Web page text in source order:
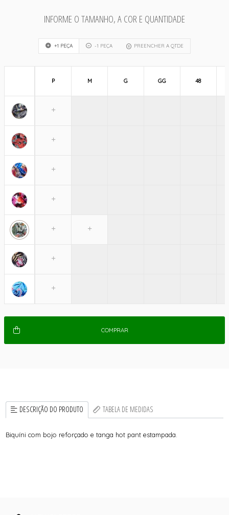
INFORME O TAMANHO, A COR E QUANTIDADE
+1 PEÇA -1 PEÇA PREENCHER A QTDE
P M G GG 48
COMPRAR
DESCRIÇÃO DO PRODUTO TABELA DE MEDIDAS
Biquíni com bojo reforçado e tanga hot pant estampada.